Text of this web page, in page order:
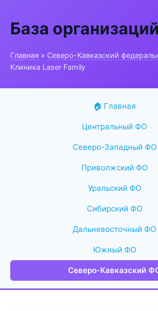
База организаций
Главная » Северо-Кавказский
Клиника Laser Family
🏠 Главная
Центральный ФО
Северо-Западный ФО
Приволжский ФО
Уральский ФО
Сибирский ФО
Дальневосточный ФО
Южный ФО
Северо-Кавказский